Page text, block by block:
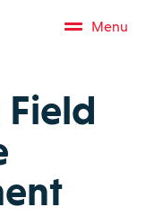
Menu
Field